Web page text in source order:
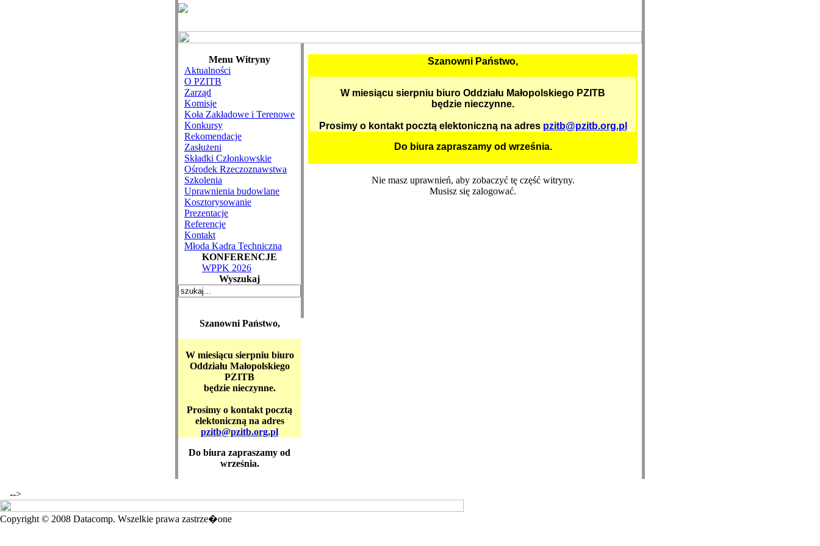
Menu Witryny
Aktualności
O PZITB
Zarząd
Komisje
Koła Zakładowe i Terenowe
Konkursy
Rekomendacje
Zasłużeni
Składki Członkowskie
Ośrodek Rzeczoznawstwa
Szkolenia
Uprawnienia budowlane
Kosztorysowanie
Prezentacje
Referencje
Kontakt
Młoda Kadra Techniczna
KONFERENCJE
WPPK 2026
Wyszukaj
Szanowni Państwo,
W miesiącu sierpniu biuro Oddziału Małopolskiego PZITB
będzie nieczynne.
Prosimy o kontakt pocztą elektoniczną na adres pzitb@pzitb.org.pl
Do biura zapraszamy od września.
Nie masz uprawnień, aby zobaczyć tę część witryny.
Musisz się zalogować.
Szanowni Państwo,
W miesiącu sierpniu biuro
Oddziału Małopolskiego
PZITB
będzie nieczynne.
Prosimy o kontakt pocztą
elektoniczną na adres
pzitb@pzitb.org.pl
Do biura zapraszamy od
września.
-->
Copyright © 2008 Datacomp. Wszelkie prawa zastrze�one